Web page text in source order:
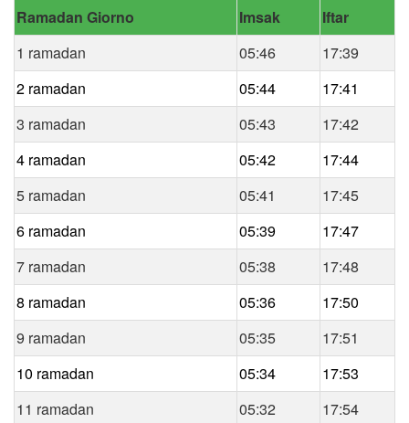
Ramadan Giorno
Imsak
Iftar
1 ramadan
05:46
17:39
2 ramadan
05:44
17:41
3 ramadan
05:43
17:42
4 ramadan
05:42
17:44
5 ramadan
05:41
17:45
6 ramadan
05:39
17:47
7 ramadan
05:38
17:48
8 ramadan
05:36
17:50
9 ramadan
05:35
17:51
10 ramadan
05:34
17:53
11 ramadan
05:32 17:54